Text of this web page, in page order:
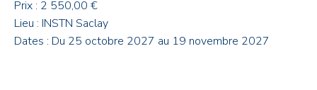
Prix : 2 550,00 €
Lieu : INSTN Saclay
Dates : Du 25 octobre 2027 au 19 novembre 2027